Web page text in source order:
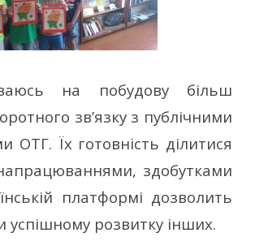
на побудову більш
зв’язку з публічними
ОТГ. Їх готовність ділитися
здобутками
платформі дозволить
успішному розвитку інших.